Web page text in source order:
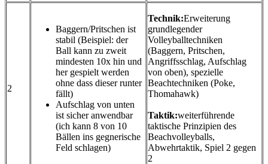
2
Baggern/Pritschen ist
stabil (Beispiel: der
Ball kann zu zweit
mindesten 10x hin und
her gespielt werden
ohne dass dieser runter
fällt)
Aufschlag von unten
ist sicher anwendbar
(ich kann 8 von 10
Bällen ins gegnerische
Feld schlagen)
Technik:Erweiterung
grundlegender
Volleyballtechniken
(Baggern, Pritschen,
Angriffsschlag, Aufschlag
von oben), spezielle
Beachtechniken (Poke,
Thomahawk)
Taktik:weiterführende
taktische Prinzipien des
Beachvolleyballs,
Abwehrtaktik, Spiel 2 gegen
2